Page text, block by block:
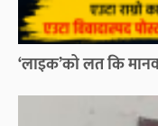
‘लाइक’को लत कि